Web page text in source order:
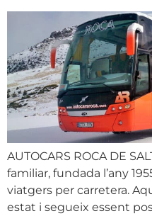
AUTOCARS ROCA DE
familiar, fundada l’any
viatgers per carretera.
estat i segueix essent